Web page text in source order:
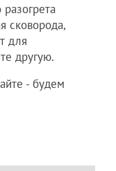
сковорода,
для
другую.
- будем